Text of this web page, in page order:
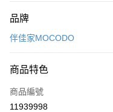
信用卡一次付款
Apple Pay
悠遊付
品牌
伴佳家MOCODO
商品特色
商品編號
11939998